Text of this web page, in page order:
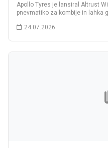
Apollo Tyres je lansiral Altrust
pnevmatiko za kombije in lahka
24.07.2026